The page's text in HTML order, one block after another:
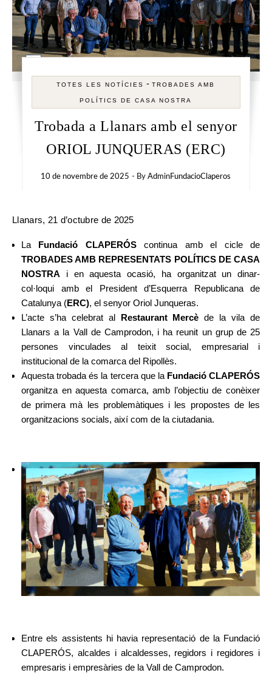
TOTES LES NOTÍCIES -TROBADES AMB
POLÍTICS DE CASA NOSTRA
Trobada a Llanars amb el senyor
ORIOL JUNQUERAS (ERC)
10 de novembre de 2025 - ByAdminFundacioClaperos
Llanars, 21 d’octubre de 2025
La Fundació CLAPERÓScontinua amb el cicle de
TROBADES AMB REPRESENTATS POLÍTICS DE CASA
NOSTRA i en aquesta ocasió, ha organitzat un dinar-
col·loqui amb el President d’Esquerra Republicana de
Catalunya (ERC), el senyor Oriol Junqueras.
L’acte s’ha celebrat al Restaurant Mercè de la vila de
Llanars a la Vall de Camprodon, i ha reunit un grup de 25
persones vinculades al teixit social, empresarial i
institucional de la comarca del Ripollès.
Aquesta trobada és la tercera que la Fundació CLAPERÓS
organitza en aquesta comarca, amb l’objectiu de conèixer
de primera mà les problemàtiques i les propostes de les
organitzacions socials, així com de la ciutadania.
Entre els assistents hi havia representació de la Fundació
CLAPERÓS, alcaldes i alcaldesses, regidors i regidores i
empresaris i empresàries de la Vall de Camprodon.